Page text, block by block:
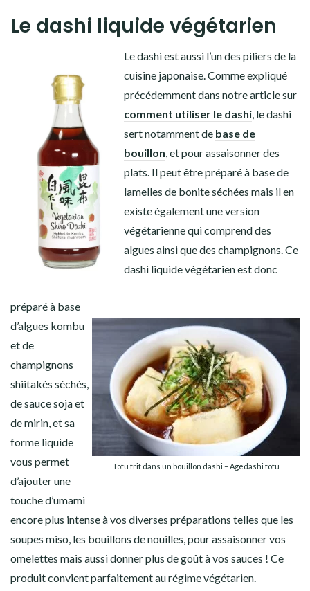
Le dashi liquide végétarien
Tofu frit dans un bouillon dashi – Agedashi tofu
Le dashi est aussi l’un des piliers de la
cuisine japonaise. Comme expliqué
précédemment dans notre article sur
comment utiliser le dashi , le dashi
sert notamment de base de
bouillon , et pour assaisonner des
plats. Il peut être préparé à base de
lamelles de bonite séchées mais il en
existe également une version
végétarienne qui comprend des
algues ainsi que des champignons. Ce
dashi liquide végétarien est donc
préparé à base
d’algues kombu
et de
champignons
shiitakés séchés,
de sauce soja et
de mirin, et sa
forme liquide
vous permet
d’ajouter une
touche d’umami
encore plus intense à vos diverses préparations telles que les
soupes miso, les bouillons de nouilles, pour assaisonner vos
omelettes mais aussi donner plus de goût à vos sauces ! Ce
produit convient parfaitement au régime végétarien.